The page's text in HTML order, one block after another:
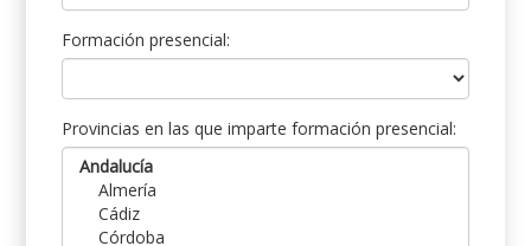
Formación presencial:
Provincias en las que imparte formación presencial: